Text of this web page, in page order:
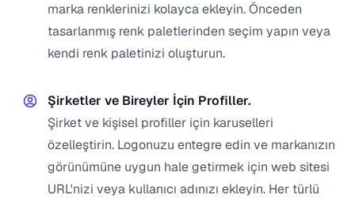
marka renklerinizi kolayca ekleyin. Önceden
tasarlanmış renk paletlerinden seçim yapın veya
kendi renk paletinizi oluşturun.
Şirketler ve Bireyler İçin Profiller.
Şirket ve kişisel profiller için karuselleri
özelleştirin. Logonuzu entegre edin ve markanızın
görünümüne uygun hale getirmek için web sitesi
URL'nizi veya kullanıcı adınızı ekleyin. Her türlü